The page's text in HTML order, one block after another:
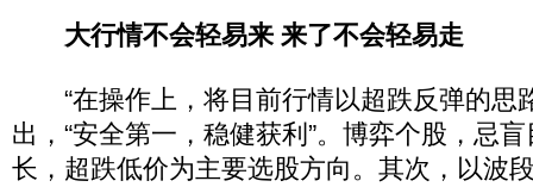
大行情不会轻易来 来了不会轻易走
“在操作上，将目前行情以超跌反弹的思
出，“安全第一，稳健获利”。博弈个股，忌
长，超跌低价为主要选股方向。其次，以波